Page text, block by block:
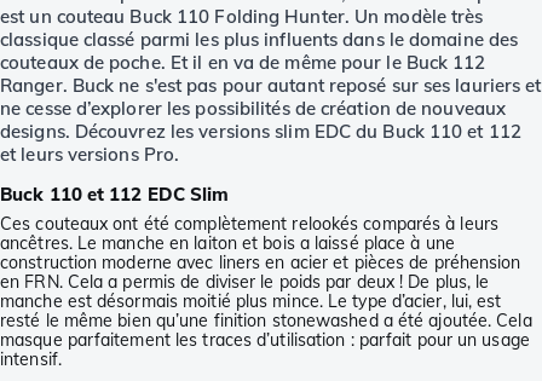
est un couteau Buck 110 Folding Hunter. Un modèle très
classique classé parmi les plus influents dans le domaine des
couteaux de poche. Et il en va de même pour le Buck 112
Ranger. Buck ne s'est pas pour autant reposé sur ses lauriers et
ne cesse d’explorer les possibilités de création de nouveaux
designs. Découvrez les versions slim EDC du Buck 110 et 112
et leurs versions Pro.
Buck 110 et 112 EDC Slim
Ces couteaux ont été complètement relookés comparés à leurs
ancêtres. Le manche en laiton et bois a laissé place à une
construction moderne avec liners en acier et pièces de préhension
en FRN. Cela a permis de diviser le poids par deux ! De plus, le
manche est désormais moitié plus mince. Le type d’acier, lui, est
resté le même bien qu’une finition stonewashed a été ajoutée. Cela
masque parfaitement les traces d’utilisation : parfait pour un usage
intensif.